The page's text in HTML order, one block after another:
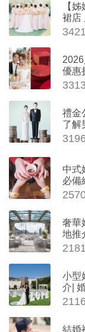
【
優惠
禮金
了解
中式
必備
器時
奢華
地推
小型
介|
結婚